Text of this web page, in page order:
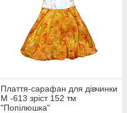
Плаття-сарафан для дівчинки
М -613 зріст 152 тм
"Попілюшка"